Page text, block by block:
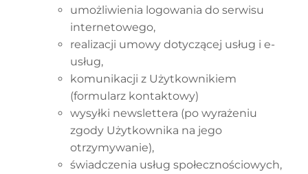
umożliwienia logowania do serwisu
internetowego,
realizacji umowy dotyczącej usług i e-
usług,
komunikacji z Użytkownikiem
(formularz kontaktowy)
wysyłki newslettera (po wyrażeniu
zgody Użytkownika na jego
otrzymywanie),
świadczenia usług społecznościowych,